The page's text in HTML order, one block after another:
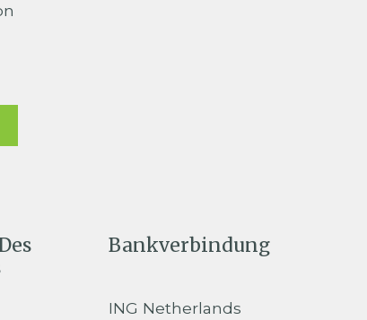
Bankverbindung
ING Netherlands